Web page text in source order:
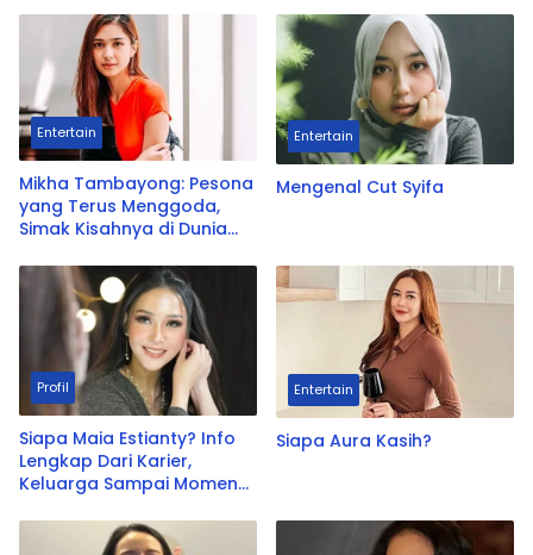
Entertain
Mikha Tambayong: Pesona
yang Terus Menggoda,
Simak Kisahnya di Dunia
Entertain
Mengenal Cut Syifa
Profil
Siapa Maia Estianty? Info
Lengkap Dari Karier,
Keluarga Sampai Momen
Entertain
Siapa Aura Kasih?